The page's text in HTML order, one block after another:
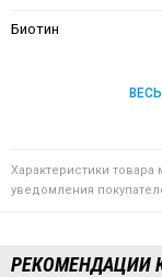
Биотин
Характеристики
уведомления
РЕКОМЕНДАЦИИ